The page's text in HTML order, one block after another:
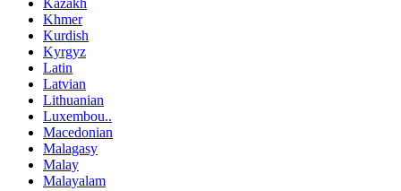
Khmer
Kurdish
Kyrgyz
Latin
Latvian
Lithuanian
Luxembou..
Macedonian
Malagasy
Malay
Malayalam